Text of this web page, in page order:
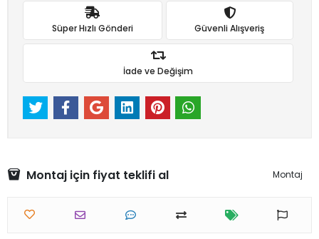
Süper Hızlı Gönderi Güvenli Alışveriş
İade ve Değişim
Montaj için fiyat teklifi al Montaj